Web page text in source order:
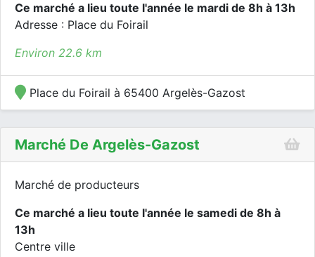
Ce marché a lieu toute l'année le mardi de 8h à 13h
Adresse : Place du Foirail
Environ 22.6 km
Place du Foirail à 65400 Argelès-Gazost
Marché De Argelès-Gazost
Marché de producteurs
Ce marché a lieu toute l'année le samedi de 8h à
13h
Centre ville